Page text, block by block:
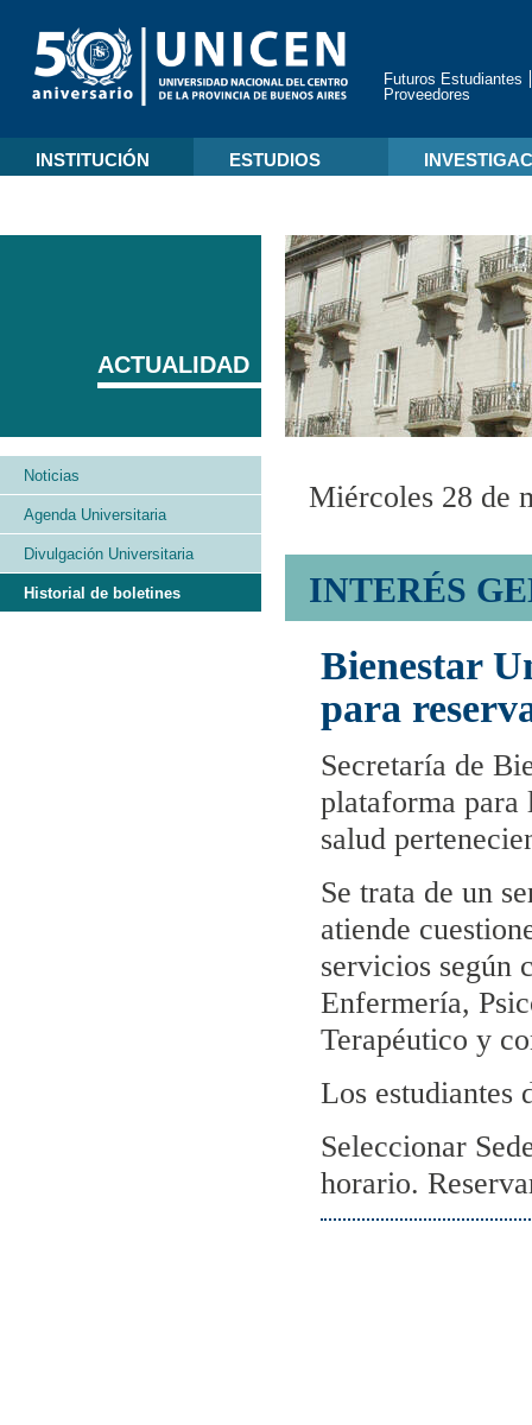
Futuros Estudiantes
Proveedores
INSTITUCIÓN ESTUDIOS
Miércoles 28 de
INTERÉS
Bienestar
para
Secretaría de
plataforma para
salud
Se trata de un
atiende
servicios según
Enfermería,
Terapéutico y
Los estudiantes
Seleccionar
horario.
ACTUALIDAD
Noticias
Agenda Universitaria
Divulgación Universitaria
Historial de boletines